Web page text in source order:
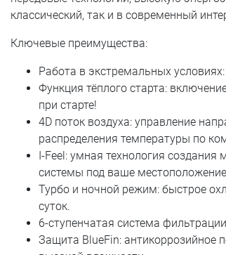
классический, так и в современный
Ключевые преимущества:
Работа в экстремальных
Функция тёплого старта:
при старте!
4D поток воздуха: управление
распределения температуры по
I-Feel: умная технология
системы под ваше
Турбо и ночной режим: быстрое
суток.
6-ступенчатая система
Защита BlueFin: антикоррозийное